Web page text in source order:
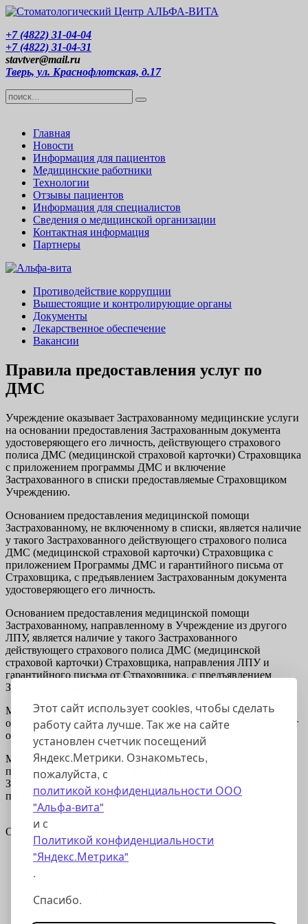
Этот сайт использует cookies, чтобы сделать
работу сайта лучше. Так же на сайте
установлен счетчик посещений
Яндекс.Метрики. Ознакомьтесь,
пожалуйста, с
политикой конфиденциальности ООО
"Альфа-вита"
и с
Политикой конфиденциальности
"Яндекс.Метрика"
.
Спасибо.
+7 (4822) 31-04-04
+7 (4822) 31-04-31
stavtver@mail.ru
Тверь, ул. Краснофлотская, д.17
Главная
Новости
Информация для пациентов
Медицинские работники
Технологии
Отзывы пациентов
Информация для специалистов
Сведения о медицинской организации
Контактная информация
Партнеры
Противодействие коррупции
Вышестоящие и контролирующие органы
Документы
Лекарственное обеспечение
Вакансии
Правила предоставления услуг по
ДМС
Учреждение оказывает Застрахованному медицинские услуги
на основании предоставления Застрахованным документа
удостоверяющего его личность, действующего страхового
полиса ДМС (медицинской страховой карточки) Страховщика
с приложением программы ДМС и включение
Застрахованного в списки предоставляемые Страховщиком
Учреждению.
Основанием предоставления медицинской помощи
Застрахованному, не включенному в списки, является наличие
у такого Застрахованного действующего страхового полиса
ДМС (медицинской страховой карточки) Страховщика с
приложением Программы ДМС и гарантийного письма от
Страховщика, с предъявлением Застрахованным документа
удостоверяющего его личность.
Основанием предоставления медицинской помощи
Застрахованному, направленному в Учреждение из другого
ЛПУ, является наличие у такого Застрахованного
действующего страхового полиса ДМС (медицинской
страховой карточки) Страховщика, направления ЛПУ и
гарантийного письма от Страховщика, с предъявлением
Застрахованным документа удостоверяющего его личность.
Медицинские услуги оказываются Застрахованному на
основании Программы ДМС Страховщика, которая подлежит
обязательному согласованию с врачом Страховой компании.
Медицинские услуги оказываются Застрахованным только в
порядке предварительной записи по предъявленным
Застрахованными документам, указанным в п.1.1. / п.1.2 /
п.1.3. действующего договора.
ООО СЦ "Альфа-Вита" © 2017
Главная
Информация для пациентов
Технологии